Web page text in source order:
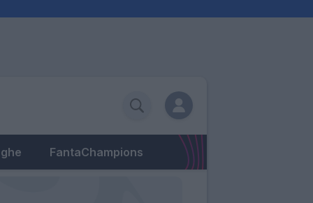
FantaChampions